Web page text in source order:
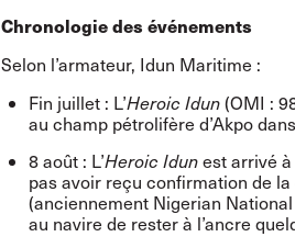
Chronologie des événements
Selon l’armateur, Idun Maritime :
Fin juillet : L’Heroic Idun(OMI :
au champ pétrolifère d’Akpo
8 août : L’Heroic Idunest arrivé
pas avoir reçu confirmation de
(anciennement Nigerian
au navire de rester à l’ancre